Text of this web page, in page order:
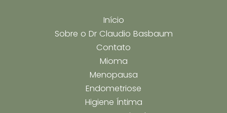
Início
Sobre o Dr Claudio Basbaum
Contato
Mioma
Menopausa
Endometriose
Higiene Íntima